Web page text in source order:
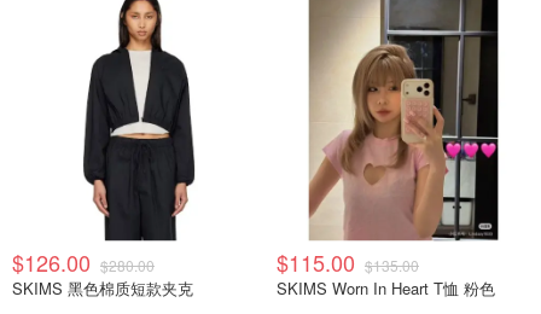
$126.00 $280.00
SKIMS 黑色棉质短款夹克
$115.00 $135.00
SKIMS Worn In Heart T恤 粉色